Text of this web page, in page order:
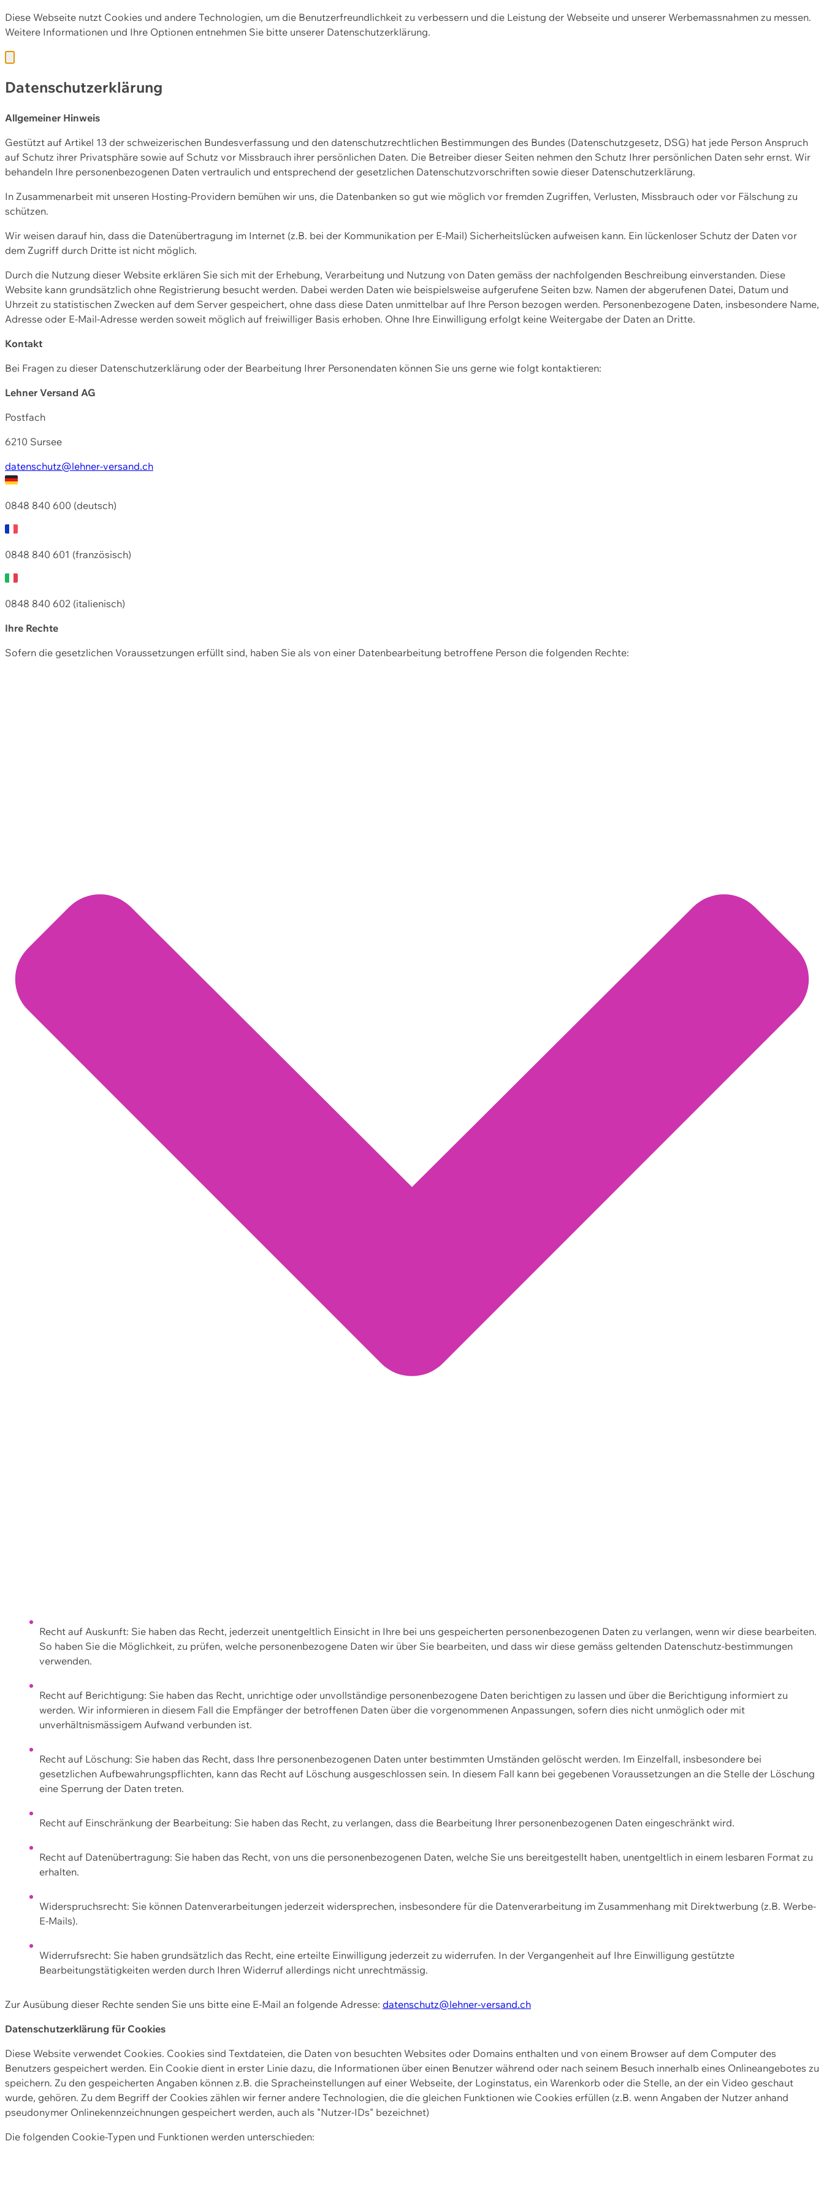
Diese Webseite nutzt Cookies und andere Technologien, um die Benutzerfreundlichkeit zu verbessern und die Leistung der Webseite und unserer Werbemassnahmen zu messen.
Weitere Informationen und Ihre Optionen entnehmen Sie bitte unserer Datenschutzerklärung.
Datenschutzerklärung
Allgemeiner Hinweis
Gestützt auf Artikel 13 der schweizerischen Bundesverfassung und den datenschutzrechtlichen Bestimmungen des Bundes (Datenschutzgesetz, DSG) hat jede Person Anspruch
auf Schutz ihrer Privatsphäre sowie auf Schutz vor Missbrauch ihrer persönlichen Daten. Die Betreiber dieser Seiten nehmen den Schutz Ihrer persönlichen Daten sehr ernst. Wir
behandeln Ihre personenbezogenen Daten vertraulich und entsprechend der gesetzlichen Datenschutzvorschriften sowie dieser Datenschutzerklärung.
In Zusammenarbeit mit unseren Hosting-Providern bemühen wir uns, die Datenbanken so gut wie möglich vor fremden Zugriffen, Verlusten, Missbrauch oder vor Fälschung zu
schützen.
Wir weisen darauf hin, dass die Datenübertragung im Internet (z.B. bei der Kommunikation per E-Mail) Sicherheitslücken aufweisen kann. Ein lückenloser Schutz der Daten vor
dem Zugriff durch Dritte ist nicht möglich.
Durch die Nutzung dieser Website erklären Sie sich mit der Erhebung, Verarbeitung und Nutzung von Daten gemäss der nachfolgenden Beschreibung einverstanden. Diese
Website kann grundsätzlich ohne Registrierung besucht werden. Dabei werden Daten wie beispielsweise aufgerufene Seiten bzw. Namen der abgerufenen Datei, Datum und
Uhrzeit zu statistischen Zwecken auf dem Server gespeichert, ohne dass diese Daten unmittelbar auf Ihre Person bezogen werden. Personenbezogene Daten, insbesondere Name,
Adresse oder E-Mail-Adresse werden soweit möglich auf freiwilliger Basis erhoben. Ohne Ihre Einwilligung erfolgt keine Weitergabe der Daten an Dritte.
Kontakt
Bei Fragen zu dieser Datenschutzerklärung oder der Bearbeitung Ihrer Personendaten können Sie uns gerne wie folgt kontaktieren:
Lehner Versand AG
Postfach
6210 Sursee
datenschutz@lehner-versand.ch
0848 840 600 (deutsch)
0848 840 601 (französisch)
0848 840 602 (italienisch)
Ihre Rechte
Sofern die gesetzlichen Voraussetzungen erfüllt sind, haben Sie als von einer Datenbearbeitung betroffene Person die folgenden Rechte:
Recht auf Auskunft: Sie haben das Recht, jederzeit unentgeltlich Einsicht in Ihre bei uns gespeicherten personenbezogenen Daten zu verlangen, wenn wir diese bearbeiten.
So haben Sie die Möglichkeit, zu prüfen, welche personenbezogene Daten wir über Sie bearbeiten, und dass wir diese gemäss geltenden Datenschutz-bestimmungen
verwenden.
Recht auf Berichtigung: Sie haben das Recht, unrichtige oder unvollständige personenbezogene Daten berichtigen zu lassen und über die Berichtigung informiert zu
werden. Wir informieren in diesem Fall die Empfänger der betroffenen Daten über die vorgenommenen Anpassungen, sofern dies nicht unmöglich oder mit
unverhältnismässigem Aufwand verbunden ist.
Recht auf Löschung: Sie haben das Recht, dass Ihre personenbezogenen Daten unter bestimmten Umständen gelöscht werden. Im Einzelfall, insbesondere bei
gesetzlichen Aufbewahrungspflichten, kann das Recht auf Löschung ausgeschlossen sein. In diesem Fall kann bei gegebenen Voraussetzungen an die Stelle der Löschung
eine Sperrung der Daten treten.
Recht auf Einschränkung der Bearbeitung: Sie haben das Recht, zu verlangen, dass die Bearbeitung Ihrer personenbezogenen Daten eingeschränkt wird.
Recht auf Datenübertragung: Sie haben das Recht, von uns die personenbezogenen Daten, welche Sie uns bereitgestellt haben, unentgeltlich in einem lesbaren Format zu
erhalten.
Widerspruchsrecht: Sie können Datenverarbeitungen jederzeit widersprechen, insbesondere für die Datenverarbeitung im Zusammenhang mit Direktwerbung (z.B. Werbe-
E-Mails).
Widerrufsrecht: Sie haben grundsätzlich das Recht, eine erteilte Einwilligung jederzeit zu widerrufen. In der Vergangenheit auf Ihre Einwilligung gestützte
Bearbeitungstätigkeiten werden durch Ihren Widerruf allerdings nicht unrechtmässig.
Zur Ausübung dieser Rechte senden Sie uns bitte eine E-Mail an folgende Adresse: datenschutz@lehner-versand.ch
Datenschutzerklärung für Cookies
Diese Website verwendet Cookies. Cookies sind Textdateien, die Daten von besuchten Websites oder Domains enthalten und von einem Browser auf dem Computer des
Benutzers gespeichert werden. Ein Cookie dient in erster Linie dazu, die Informationen über einen Benutzer während oder nach seinem Besuch innerhalb eines Onlineangebotes zu
speichern. Zu den gespeicherten Angaben können z.B. die Spracheinstellungen auf einer Webseite, der Loginstatus, ein Warenkorb oder die Stelle, an der ein Video geschaut
wurde, gehören. Zu dem Begriff der Cookies zählen wir ferner andere Technologien, die die gleichen Funktionen wie Cookies erfüllen (z.B. wenn Angaben der Nutzer anhand
pseudonymer Onlinekennzeichnungen gespeichert werden, auch als "Nutzer-IDs" bezeichnet)
Die folgenden Cookie-Typen und Funktionen werden unterschieden: